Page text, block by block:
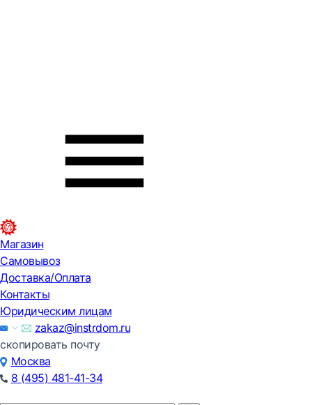
Магазин
Самовывоз
Доставка/Оплата
Контакты
Юридическим лицам
zakaz@instrdom.ru
скопировать почту
Москва
8 (495) 481-41-34